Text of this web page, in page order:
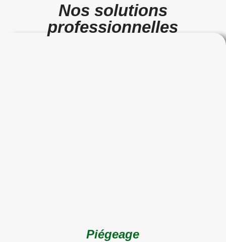
Nos solutions
professionnelles
Piégeage